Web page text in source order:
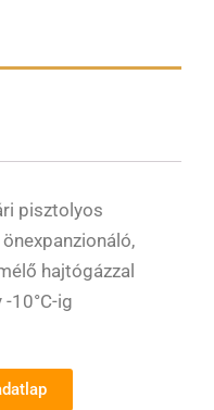
pisztolyos
hajtógázzal
10°C-ig